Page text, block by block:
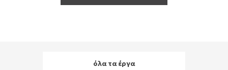
όλα τα έργα